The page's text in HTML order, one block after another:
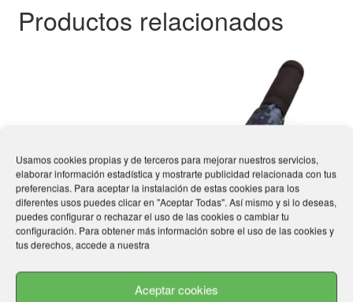
Usamos cookies propias y de terceros para mejorar nuestros servicios,
elaborar información estadística y mostrarte publicidad relacionada con tus
preferencias. Para aceptar la instalación de estas cookies para los
diferentes usos puedes clicar en "Aceptar Todas". Así mismo y si lo deseas,
puedes configurar o rechazar el uso de las cookies o cambiar tu
configuración. Para obtener más información sobre el uso de las cookies y
tus derechos, accede a nuestra
Aceptar cookies
Productos relacionados